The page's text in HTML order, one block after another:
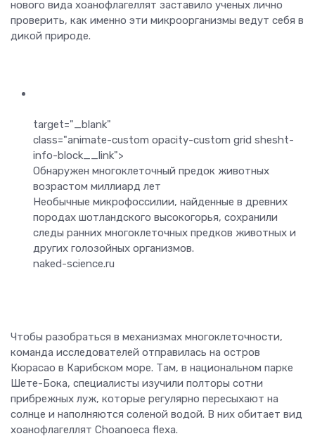
нового вида хоанофлагеллят заставило ученых лично
проверить, как именно эти микроорганизмы ведут себя в
дикой природе.
target="_blank"
class="animate-custom opacity-custom grid shesht-
info-block__link">
Обнаружен многоклеточный предок животных
возрастом миллиард лет
Необычные микрофоссилии, найденные в древних
породах шотландского высокогорья, сохранили
следы ранних многоклеточных предков животных и
других голозойных организмов.
naked-science.ru
Чтобы разобраться в механизмах многоклеточности,
команда исследователей отправилась на остров
Кюрасао в Карибском море. Там, в национальном парке
Шете-Бока, специалисты изучили полторы сотни
прибрежных луж, которые регулярно пересыхают на
солнце и наполняются соленой водой. В них обитает вид
хоанофлагеллят Choanoeca flexa.